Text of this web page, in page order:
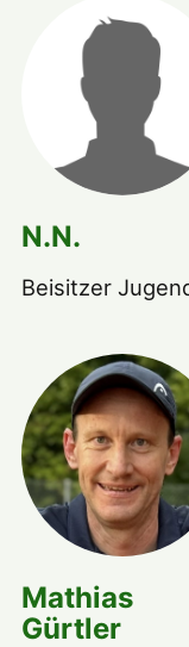
N.N.
Beisitzer
Mathias
Gürtler